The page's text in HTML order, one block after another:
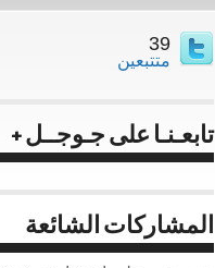
39
متتبعين
تابعـنـا على جـوجــل +
المشاركات الشائعة